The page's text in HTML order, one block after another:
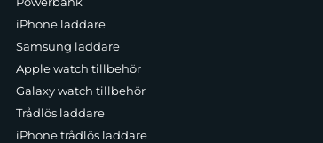
iPhone laddare
Samsung laddare
Apple watch tillbehör
Galaxy watch tillbehör
Trådlös laddare
iPhone trådlös laddare